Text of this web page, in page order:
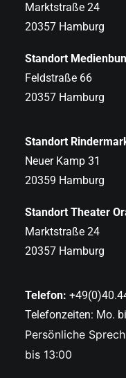
Marktstraße 24
20357 Hamburg
Standort
Feldstraße 66
20357 Hamburg
Standort
Neuer Kamp 31
20359 Hamburg
Standort Theater
Marktstraße 24
20357 Hamburg
Telefon:
Telefonzeiten: Mo.
Persönliche
bis 13:00